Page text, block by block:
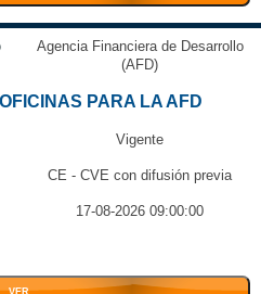
Agencia Financiera de Desarrollo
(AFD)
PARA LA AFD
Vigente
CE - CVE con difusión previa
17-08-2026 09:00:00
VER